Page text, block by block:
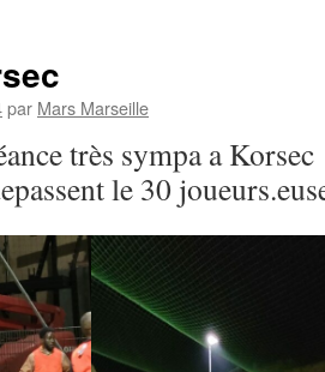
par Mars Marseille
très sympa a
le 30